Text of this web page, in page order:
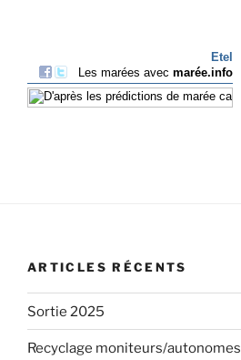
ARTICLES RÉCENTS
Sortie 2025
Recyclage moniteurs/autonomes